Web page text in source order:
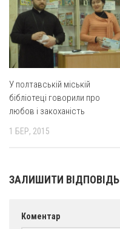
У полтавській міській
бібліотеці говорили про
любов і закоханість
1 БЕР, 2015
ЗАЛИШИТИ ВІДПОВІДЬ
Коментар